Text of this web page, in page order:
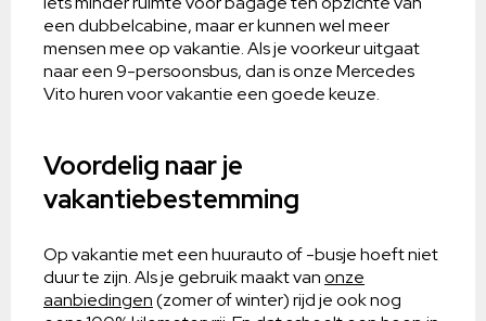
een dubbelcabine, maar er kunnen wel meer
mensen mee op vakantie. Als je voorkeur uitgaat
naar een 9-persoonsbus, dan is onze Mercedes
Vito huren voor vakantie een goede keuze.
Voordelig naar je
vakantiebestemming
Op vakantie met een huurauto of -busje hoeft niet
duur te zijn. Als je gebruik maakt vanonze
aanbiedingen(zomer of winter) rijd je ook nog